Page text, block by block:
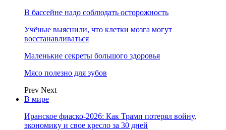
В бассейне надо соблюдать осторожность
Учёные выяснили, что клетки мозга могут
восстанавливаться
Маленькие секреты большого здоровья
Мясо полезно для зубов
Prev Next
В мире
Иранское фиаско-2026: Как Трамп потерял войну,
экономику и свое кресло за 30 дней